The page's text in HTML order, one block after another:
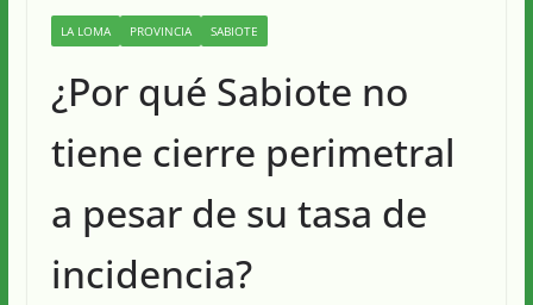
LA LOMA PROVINCIA SABIOTE
¿Por qué Sabiote no
tiene cierre perimetral
a pesar de su tasa de
incidencia?